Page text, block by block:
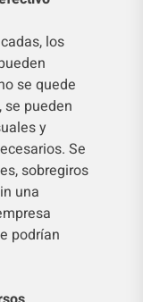
los
se quede
pueden
y
Se
sobregiros
una
podrían